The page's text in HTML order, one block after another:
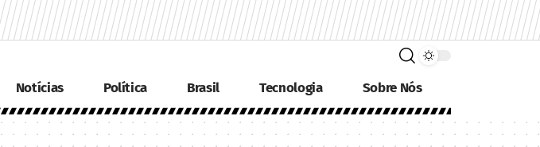
Notícias Política Brasil Tecnologia Sobre Nós